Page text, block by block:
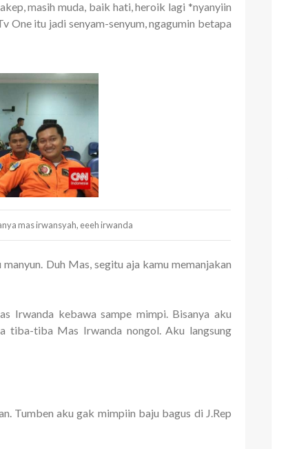
masih muda, baik hati, heroik lagi *nyanyiin
One itu jadi senyam-senyum, ngagumin betapa
mas irwansyah, eeeh irwanda
Duh Mas, segitu aja kamu memanjakan
Irwanda kebawa sampe mimpi. Bisanya aku
tiba-tiba Mas Irwanda nongol. Aku langsung
Tumben aku gak mimpiin baju bagus di J.Rep